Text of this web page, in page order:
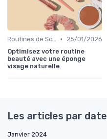
Routines de Soins Bio •
25/01/2026
Optimisez votre routine
beauté avec une éponge
visage naturelle
Les articles par date
Janvier 2024